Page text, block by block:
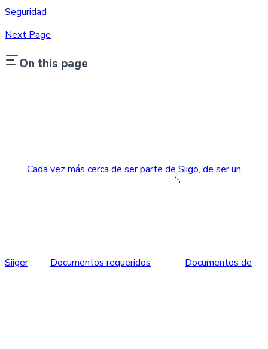
Seguridad
Next Page
On this page
Cada vez más cerca de ser parte de Siigo, de ser un
Siiger Documentos requeridos Documentos de